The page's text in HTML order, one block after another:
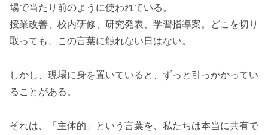
場で当たり前のように使われている。
授業改善、校内研修、研究発表、学習指導案。どこを切り
取っても、この言葉に触れない日はない。
しかし、現場に身を置いていると、ずっと引っかかってい
ることがある。
それは、「主体的」という言葉を、私たちは本当に共有で